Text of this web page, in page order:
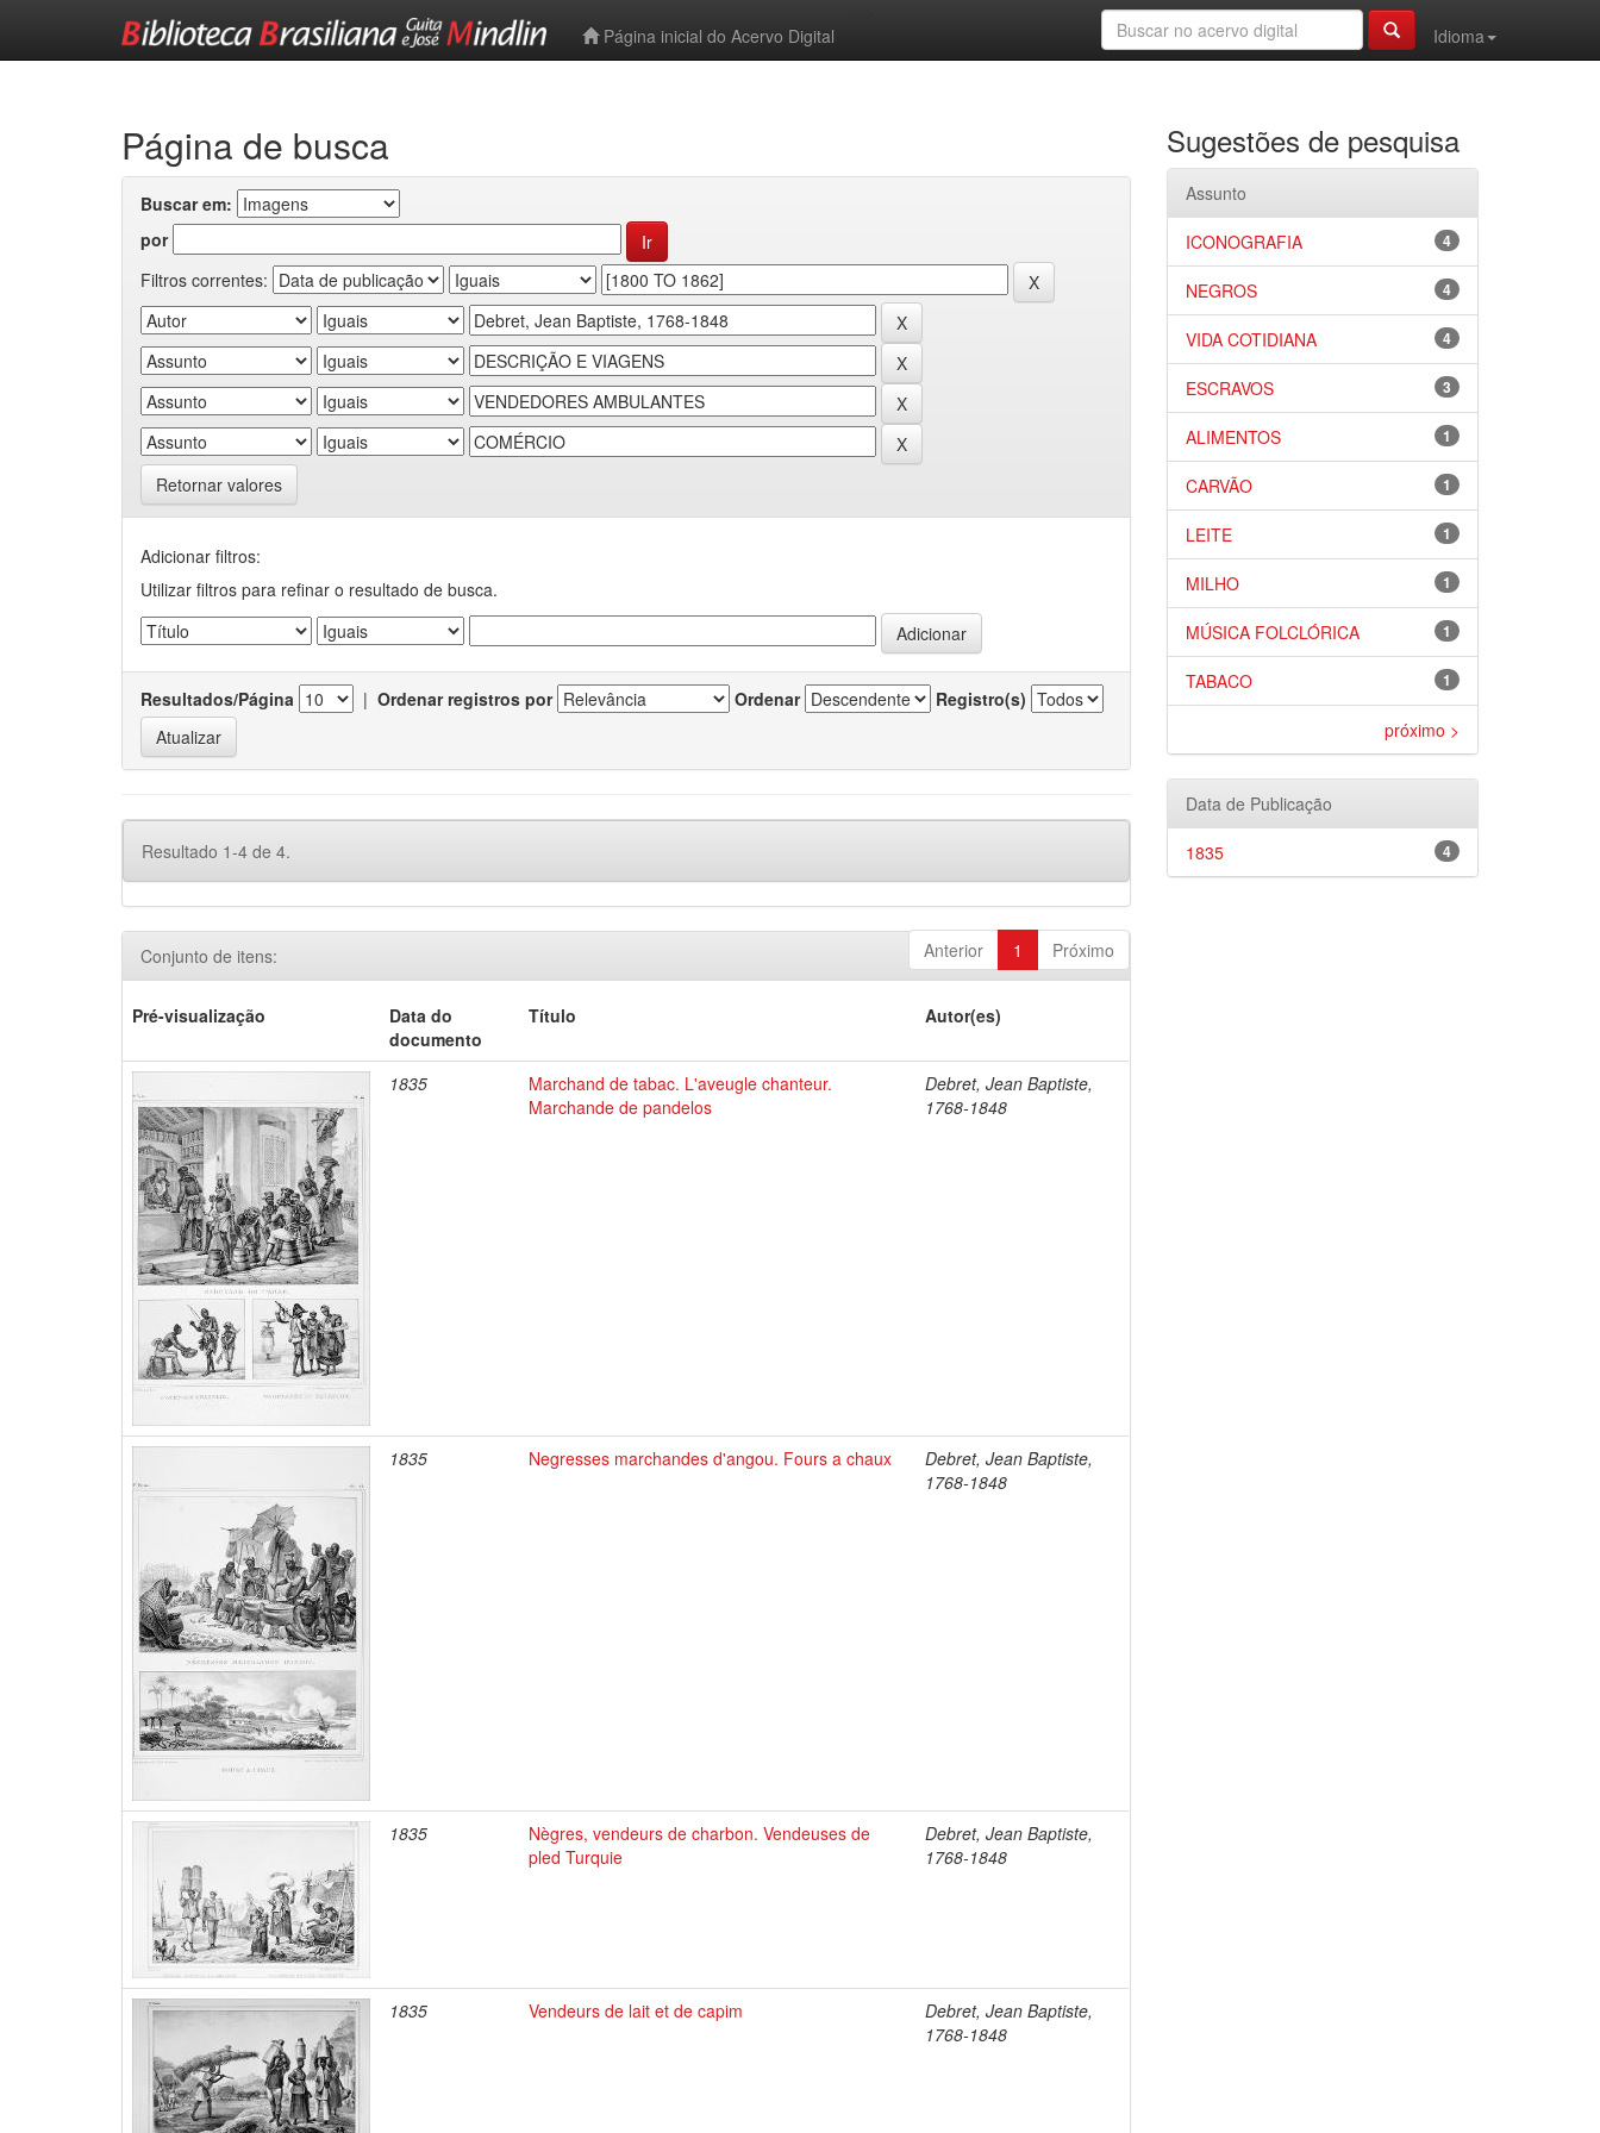
Página inicial do Acervo Digital
Idioma
Página de busca
Buscar em:
por
Filtros correntes:
Retornar valores
Adicionar filtros:
Utilizar filtros para refinar o resultado de busca.
Resultados/Página | Ordenar registros por Ordenar Registro(s)
Resultado 1-4 de 4.
Anterior 1 Próximo
Conjunto de itens:
Pré-visualização
Data do
documento
Título Autor(es)
1835
Marchand de tabac. L'aveugle chanteur.
Marchande de pandelos
Debret, Jean Baptiste,
1768-1848
1835 Negresses marchandes d'angou. Fours a chaux
Debret, Jean Baptiste,
1768-1848
1835
Nègres, vendeurs de charbon. Vendeuses de
pled Turquie
Debret, Jean Baptiste,
1768-1848
1835 Vendeurs de lait et de capim
Debret, Jean Baptiste,
1768-1848
Sugestões de pesquisa
Assunto
4
ICONOGRAFIA
4
NEGROS
4
VIDA COTIDIANA
3
ESCRAVOS
1
ALIMENTOS
1
CARVÃO
1
LEITE
1
MILHO
1
MÚSICA FOLCLÓRICA
1
TABACO
próximo >
Data de Publicação
4
1835